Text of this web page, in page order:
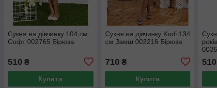
Сукня на дівчинку 104 см
Софт 002765 Бірюза
510 ₴
Купити
Сукня на дівчинку Kodi 134
см Замш 003216 Бірюза
710 ₴
Купити
510